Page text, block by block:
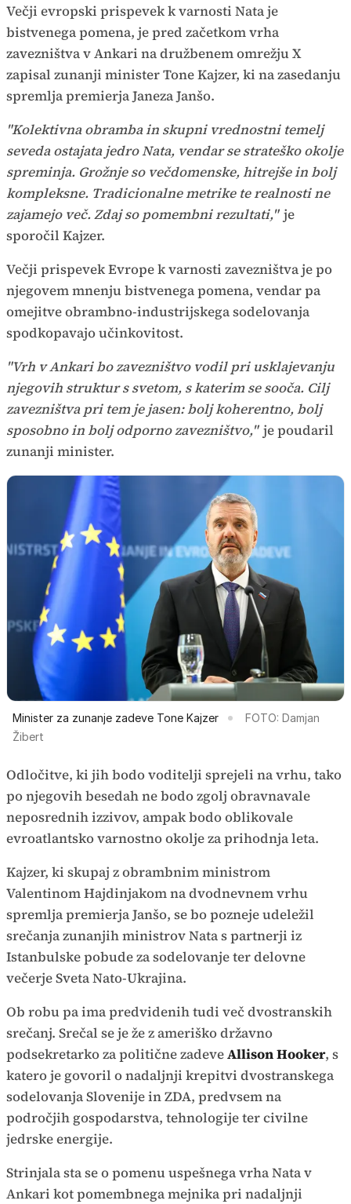
Večji evropski prispevek k varnosti Nata je
bistvenega pomena, je pred začetkom vrha
zavezništva v Ankari na družbenem omrežju X
zapisal zunanji minister Tone Kajzer, ki na zasedanju
spremlja premierja Janeza Janšo.
"Kolektivna obramba in skupni vrednostni temelj
seveda ostajata jedro Nata, vendar se strateško okolje
spreminja. Grožnje so večdomenske, hitrejše in bolj
kompleksne. Tradicionalne metrike te realnosti ne
zajamejo več. Zdaj so pomembni rezultati," je
sporočil Kajzer.
Večji prispevek Evrope k varnosti zavezništva je po
njegovem mnenju bistvenega pomena, vendar pa
omejitve obrambno-industrijskega sodelovanja
spodkopavajo učinkovitost.
"Vrh v Ankari bo zavezništvo vodil pri usklajevanju
njegovih struktur s svetom, s katerim se sooča. Cilj
zavezništva pri tem je jasen: bolj koherentno, bolj
sposobno in bolj odporno zavezništvo," je poudaril
zunanji minister.
Minister za zunanje zadeve Tone Kajzer
FOTO: Damjan
Žibert
Odločitve, ki jih bodo voditelji sprejeli na vrhu, tako
po njegovih besedah ne bodo zgolj obravnavale
neposrednih izzivov, ampak bodo oblikovale
evroatlantsko varnostno okolje za prihodnja leta.
Kajzer, ki skupaj z obrambnim ministrom
Valentinom Hajdinjakom na dvodnevnem vrhu
spremlja premierja Janšo, se bo pozneje udeležil
srečanja zunanjih ministrov Nata s partnerji iz
Istanbulske pobude za sodelovanje ter delovne
večerje Sveta Nato-Ukrajina.
Ob robu pa ima predvidenih tudi več dvostranskih
srečanj. Srečal se je že z ameriško državno
podsekretarko za politične zadeveAllison Hooker, s
katero je govoril o nadaljnji krepitvi dvostranskega
sodelovanja Slovenije in ZDA, predvsem na
področjih gospodarstva, tehnologije ter civilne
jedrske energije.
Strinjala sta se o pomenu uspešnega vrha Nata v
Ankari kot pomembnega mejnika pri nadaljnji